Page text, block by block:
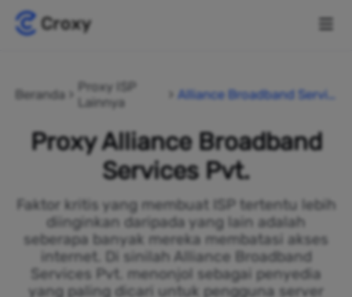
Beranda
Proxy ISP
Lainnya
Alliance Broadband Servic
Proxy Alliance Broadband
Services Pvt.
Faktor kritis yang membuat ISP tertentu lebih
diinginkan daripada yang lain adalah
seberapa banyak mereka membatasi akses
internet. Di sinilah Alliance Broadband
Services Pvt. menonjol sebagai penyedia
yang paling dicari untuk pengguna server